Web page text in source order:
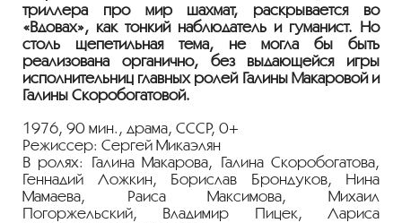
триллера про мир шахмат, раскрывается во
«Вдовах», как тонкий наблюдатель и гуманист. Но
столь щепетильная тема, не могла бы быть
реализована органично, без выдающейся игры
исполнительниц главных ролей Галины Макаровой и
Галины Скоробогатовой.
1976, 90 мин., драма, СССР, 0+
Режиссер: Сергей Микаэлян
В ролях: Галина Макарова, Галина Скоробогатова,
Геннадий Ложкин, Борислав Брондуков, Нина
Мамаева, Раиса Максимова, Михаил
Погоржельский, Владимир Пицек, Лариса